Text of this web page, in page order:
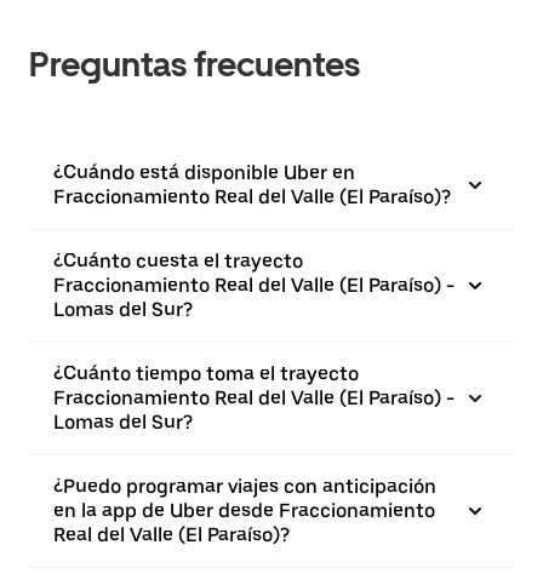
Preguntas frecuentes
¿Cuándo está disponible Uber en
Fraccionamiento Real del Valle (El Paraíso)?
¿Cuánto cuesta el trayecto
Fraccionamiento Real del Valle (El Paraíso) -
Lomas del Sur?
¿Cuánto tiempo toma el trayecto
Fraccionamiento Real del Valle (El Paraíso) -
Lomas del Sur?
¿Puedo programar viajes con anticipación
en la app de Uber desde Fraccionamiento
Real del Valle (El Paraíso)?